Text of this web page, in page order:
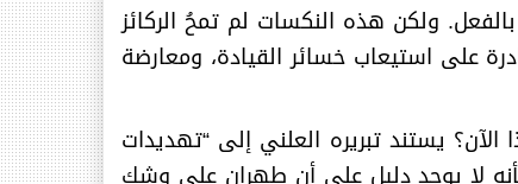
ولكن هذه النكسات لم تمحُ الركائز
على استيعاب خسائر القيادة، ومعارضة
يستند تبريره العلني إلى “تهديدات
لا يوجد دليل على أن طهران على وشك